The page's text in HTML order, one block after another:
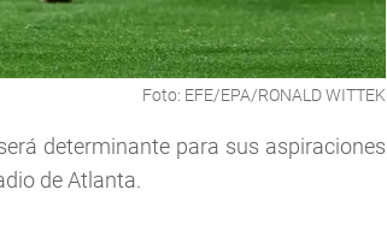
Foto: EFE/EPA/RONALD WITTEK
determinante para sus aspiraciones
de Atlanta.